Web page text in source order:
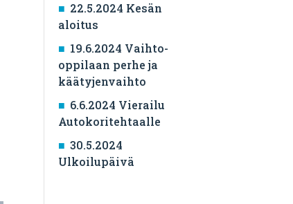
22.5.2024 Kesän
aloitus
19.6.2024 Vaihto-
oppilaan perhe ja
käätyjenvaihto
6.6.2024 Vierailu
Autokoritehtaalle
30.5.2024
Ulkoilupäivä